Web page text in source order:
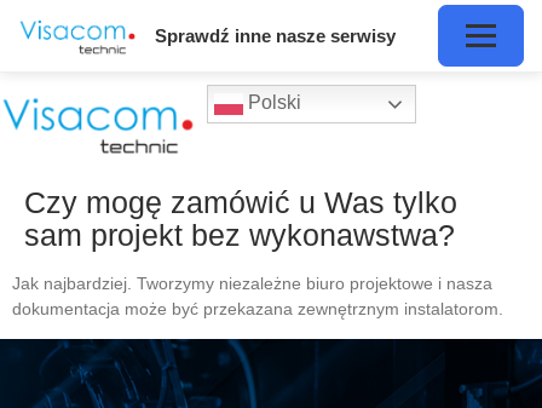
Polski
Czy mogę zamówić u Was tylko
sam projekt bez wykonawstwa?
Jak najbardziej. Tworzymy niezależne biuro projektowe i nasza
dokumentacja może być przekazana zewnętrznym instalatorom.
Sprawdź inne nasze serwisy